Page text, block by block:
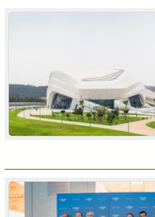
تساقط البرد وهبات رياح من